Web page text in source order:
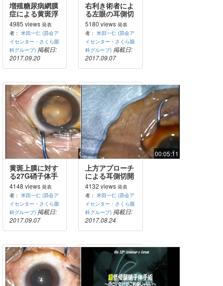
増殖糖尿病網膜
症による黄斑浮
腫に対する27G
硝子体手術
4985 views 発表
者： 米田一仁 (昴会ア
イセンター・さくら眼
科グループ) 掲載日:
2017.09.20
右利き術者によ
る左眼の耳側切
開白内障手術
5180 views 発表
者：米田一仁 (昴会ア
イセンター・さくら眼
科グループ) 掲載日:
2017.09.07
00:39:44
黄斑上膜に対す
る27G硝子体手
術
4148 views 発表
者： 米田一仁 (昴会ア
イセンター・さくら眼
科グループ) 掲載日:
2017.09.07
00:05:11
上方アプローチ
による耳側切開
白内障手術
4132 views 発表
者：米田一仁 (昴会ア
イセンター・さくら眼
科グループ) 掲載日:
2017.08.24